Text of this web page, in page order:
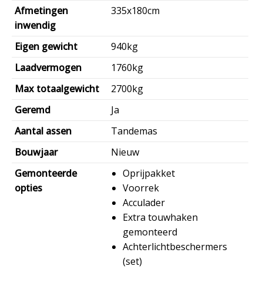
Afmetingen
inwendig
335x180cm
Eigen gewicht
940kg
Laadvermogen
1760kg
Max totaalgewicht
2700kg
Geremd
Ja
Aantal assen
Tandemas
Bouwjaar
Nieuw
Gemonteerde
opties
Oprijpakket
Voorrek
Acculader
Extra touwhaken
gemonteerd
Achterlichtbeschermers
(set)